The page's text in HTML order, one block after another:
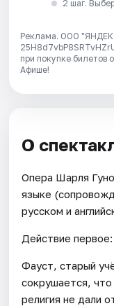
2 шаг.
Реклама. ООО
при покупке билетов
Афише!
О
Опера Шарля
языке
русском и
Действие первое:
Фауст, старый
сокрушается,
религия не дали